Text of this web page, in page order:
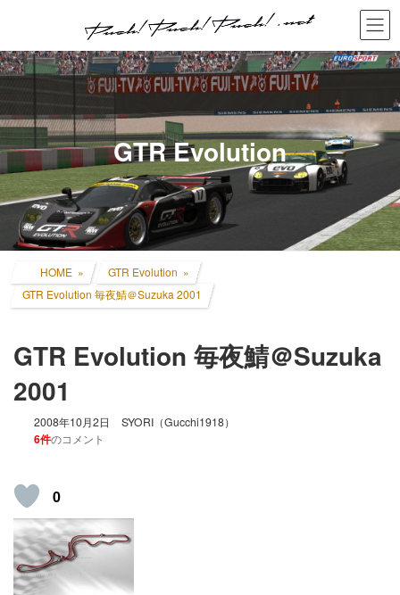
ン
ツ
へ
ス
キ
ッ
プ
ー
シ
ョ
ン
に
移
動
GTR Evolution
HOME
GTR Evolution
GTR Evolution 毎夜鯖＠Suzuka 2001
GTR Evolution 毎夜鯖＠Suzuka
2001
2008年10月2日 SYORI（Gucchi1918）
6件のコメント
0